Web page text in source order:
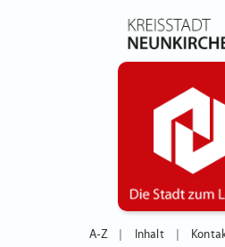
A-Z Inhalt